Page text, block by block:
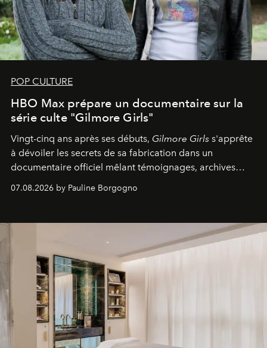
POP CULTURE
HBO Max prépare un documentaire sur la
série culte "Gilmore Girls"
Vingt-cinq ans après ses débuts, Gilmore Girls s'apprête
à dévoiler les secrets de sa fabrication dans un
documentaire officiel mêlant témoignages, archives
inédites et plongée dans les coulisses d'un phénomène
générationnel.
07.08.2026 by Pauline Borgogno